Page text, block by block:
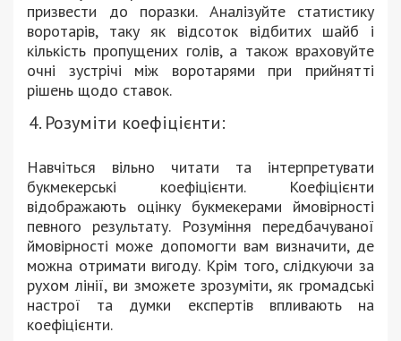
призвести до поразки. Аналізуйте статистику
воротарів, таку як відсоток відбитих шайб і
кількість пропущених голів, а також враховуйте
очні зустрічі між воротарями при прийнятті
рішень щодо ставок.
Розуміти коефіцієнти:
Навчіться вільно читати та інтерпретувати
букмекерські коефіцієнти. Коефіцієнти
відображають оцінку букмекерами ймовірності
певного результату. Розуміння передбачуваної
ймовірності може допомогти вам визначити, де
можна отримати вигоду. Крім того, слідкуючи за
рухом лінії, ви зможете зрозуміти, як громадські
настрої та думки експертів впливають на
коефіцієнти.